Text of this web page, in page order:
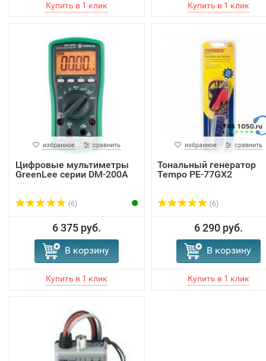
избранное сравнить
Цифровые мультиметры
GreenLee серии DM-200A
(6)
6 375 руб.
В корзину
избранное сравнить
Тональный генератор
Tempo PE-77GX2
(6)
6 290 руб.
В корзину